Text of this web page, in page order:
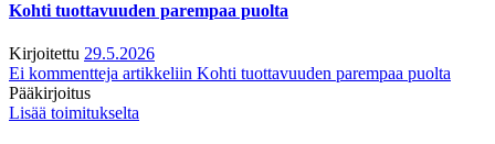
Kohti tuottavuuden parempaa puolta
Kirjoitettu 29.5.2026
Ei kommentteja artikkeliin Kohti tuottavuuden parempaa puolta
Pääkirjoitus
Lisää toimitukselta